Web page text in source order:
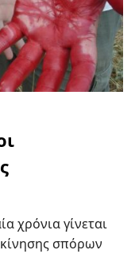
χρόνια γίνεται
σπόρων